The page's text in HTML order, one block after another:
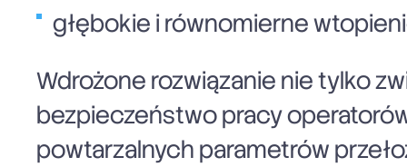
głębokie i równomierne
Wdrożone rozwiązanie nie tylko
bezpieczeństwo pracy
powtarzalnych parametrów